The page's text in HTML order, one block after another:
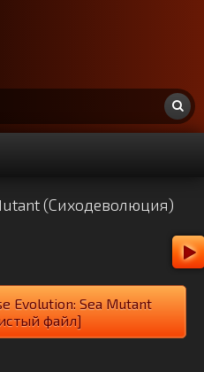
(Сиходеволюция)
Evolution: Sea Mutant
файл]